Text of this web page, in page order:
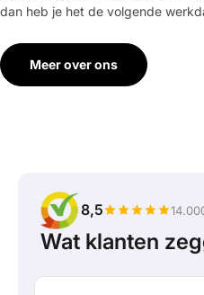
dan heb je het de volgende
Meer over ons
8,5
Wat klanten